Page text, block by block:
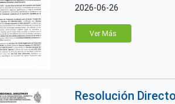
2026-06-26
Ver Más
Resolución